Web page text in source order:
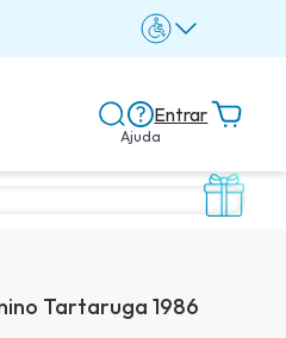
Ajuda
Entrar
Tartaruga 1986